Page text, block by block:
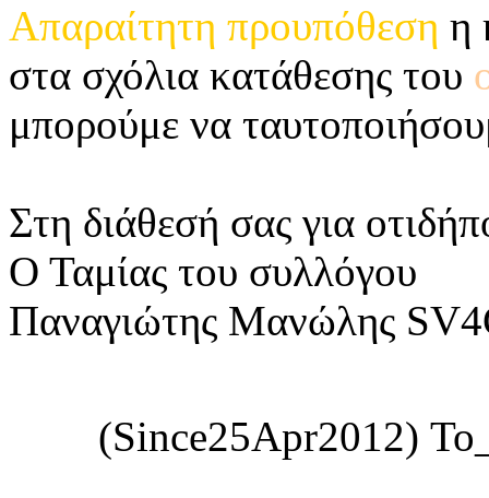
Απαραίτητη προυπόθεση η
στα σχόλια κατάθεσης του
μπορούμε να
Στη διάθεσή σας για
Ο Ταμίας του συλλόγου
Παναγιώτης Μανώλης
(Since25Apr2012)